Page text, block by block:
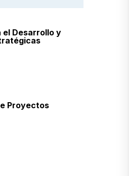
el Desarrollo y
Proyectos